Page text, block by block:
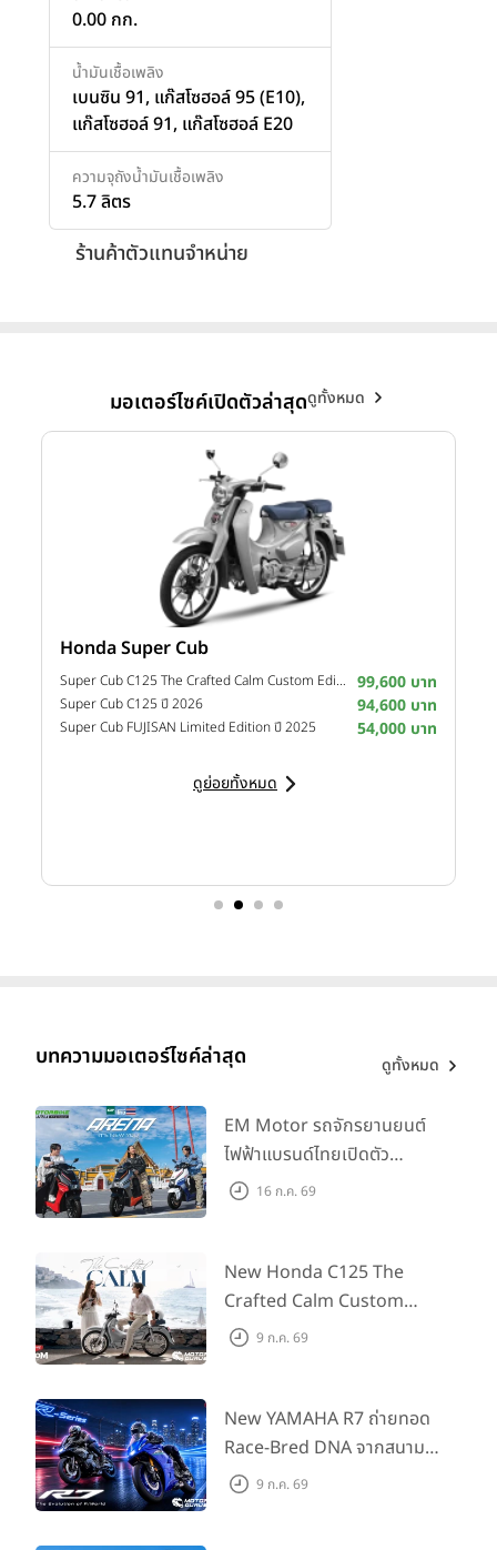
0.00 กก.
น้ำมันเชื้อเพลิง
เบนซิน 91, แก๊สโซฮอล์ 95 (E10),
แก๊สโซฮอล์ 91, แก๊สโซฮอล์ E20
ความจุถังน้ำมันเชื้อเพลิง
5.7 ลิตร
ร้านค้าตัวแทนจำหน่าย
มอเตอร์ไซค์เปิดตัวล่าสุดดูทั้งหมด
Honda Super Cub
Super Cub C125 The Crafted Calm Custom Edition ปี 2026 99,600 บาท
Super Cub C125 ปี 2026 94,600 บาท
Super Cub FUJISAN Limited Edition ปี 2025 54,000 บาท
ดูย่อยทั้งหมด
บทความมอเตอร์ไซค์ล่าสุด ดูทั้งหมด
EM Motor รถจักรยานยนต์
ไฟฟ้าแบรนด์ไทยเปิดตัว
ARENA ที่มาในราคาพิเศษ
555 คันแรกรับฟรี Adapter
Type2 ฟรี
16 ก.ค. 69
New Honda C125 The
Crafted Calm Custom
Edition ถ่ายทอดความคลาสสิ
House Flagship Store ทั่ว
ประเทศ
9 ก.ค. 69
New YAMAHA R7 ถ่ายทอด
Race-Bred DNA จากสนาม
แข่งสู่ซูเปอร์สปอร์ตคลาสกลาง
9 ก.ค. 69